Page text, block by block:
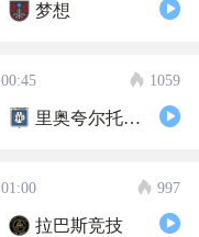
梦想
00:45 1059
里奥夸尔托学生队
01:00 997
拉巴斯竞技